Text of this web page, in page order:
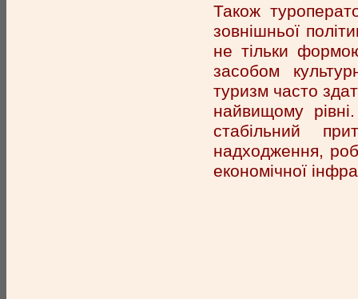
Також
зовнішньої
не тільки
засобом
туризм часто
найвищому
стабільний
надходження,
економічної